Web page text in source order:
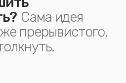
Сама идея
прерывистого,